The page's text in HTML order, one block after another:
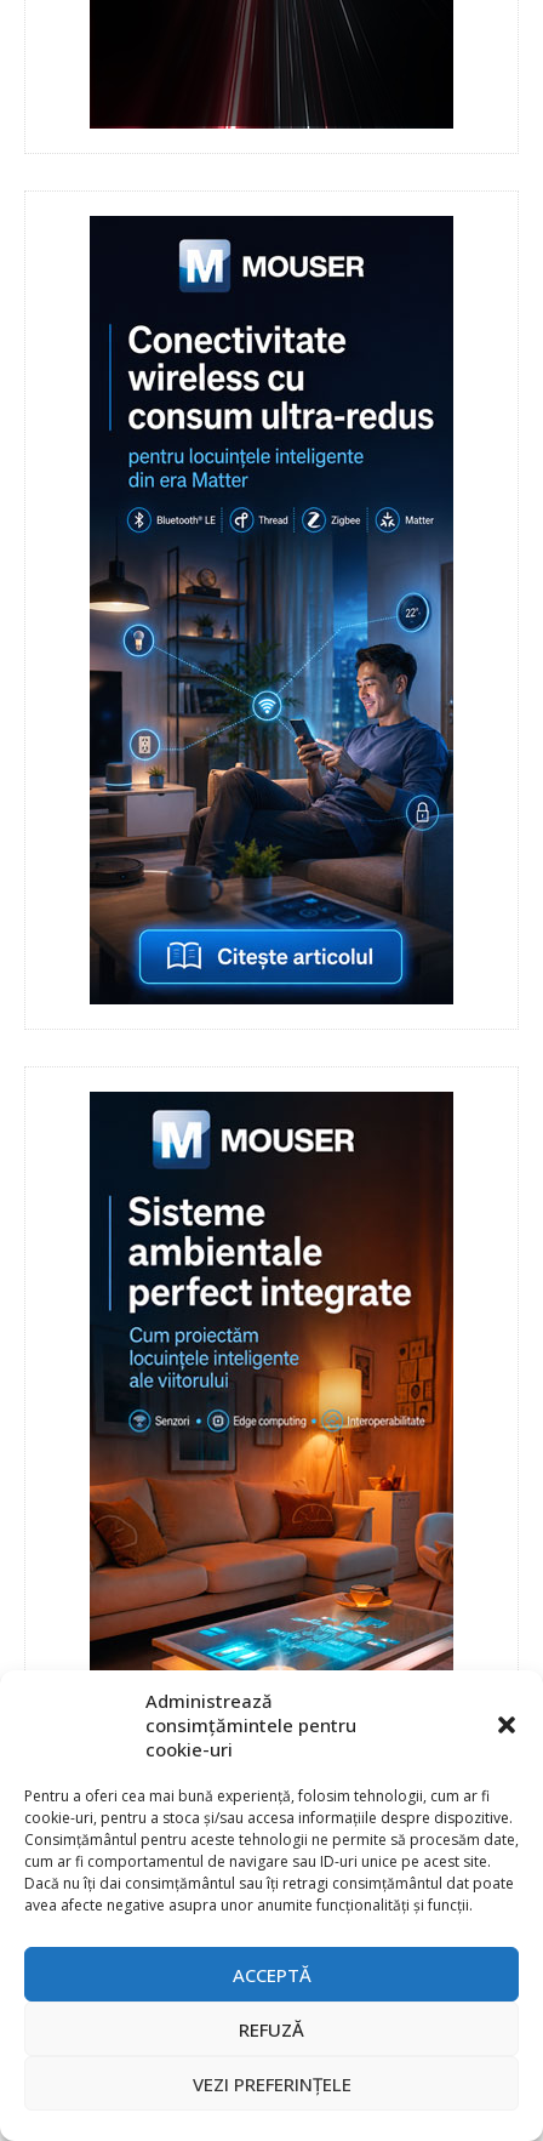
Administrează
consimțămintele pentru
cookie-uri
Pentru a oferi cea mai bună experiență, folosim tehnologii, cum ar fi
cookie-uri, pentru a stoca și/sau accesa informațiile despre dispozitive.
Consimțământul pentru aceste tehnologii ne permite să procesăm date,
cum ar fi comportamentul de navigare sau ID-uri unice pe acest site.
Dacă nu îți dai consimțământul sau îți retragi consimțământul dat poate
avea afecte negative asupra unor anumite funcționalități și funcții.
ACCEPTĂ
REFUZĂ
VEZI PREFERINȚELE